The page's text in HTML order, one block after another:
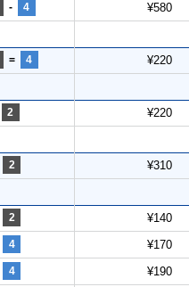
- 4 ¥580
= 4 ¥220
2 ¥220
2 ¥310
2 ¥140
4 ¥170
4 ¥190